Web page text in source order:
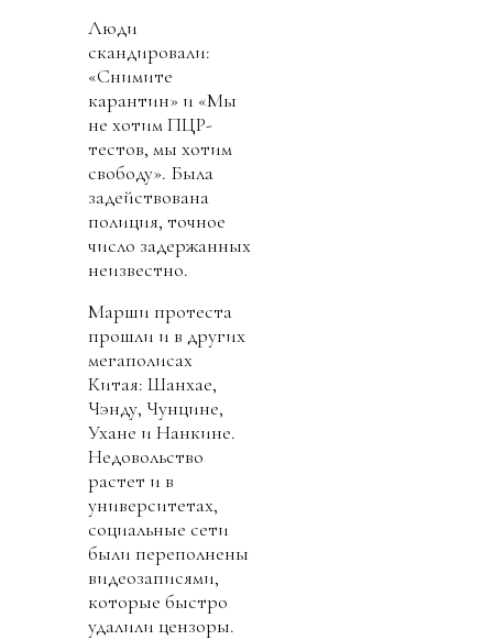
Люди
скандировали:
«Снимите
карантин» и «Мы
не хотим ПЦР-
тестов, мы хотим
свободу». Была
задействована
полиция, точное
число задержанных
неизвестно.
Марши протеста
прошли и в других
мегаполисах
Китая: Шанхае,
Чэнду, Чунцине,
Ухане и Нанкине.
Недовольство
растет и в
университетах,
социальные сети
были переполнены
видеозаписями,
которые быстро
удалили цензоры.